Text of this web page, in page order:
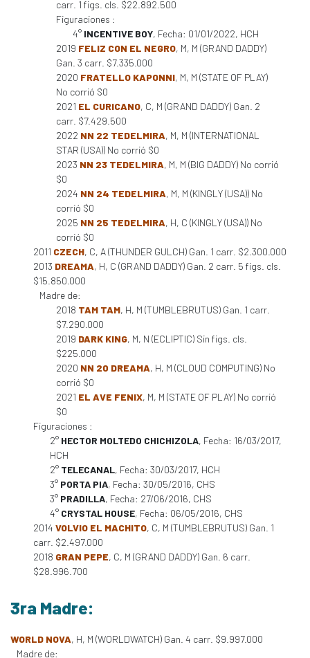
carr. 1 figs. cls. $22.892.500
Figuraciones :
4° INCENTIVE BOY, Fecha: 01/01/2022, HCH
2019 FELIZ CON EL NEGRO, M, M (GRAND DADDY)
Gan. 3 carr. $7.335.000
2020 FRATELLO KAPONNI, M, M (STATE OF PLAY)
No corrió $0
2021 EL CURICANO, C, M (GRAND DADDY) Gan. 2
carr. $7.429.500
2022 NN 22 TEDELMIRA, M, M (INTERNATIONAL
STAR (USA)) No corrió $0
2023 NN 23 TEDELMIRA, M, M (BIG DADDY) No corrió
$0
2024 NN 24 TEDELMIRA, M, M (KINGLY (USA)) No
corrió $0
2025 NN 25 TEDELMIRA, H, C (KINGLY (USA)) No
corrió $0
2011 CZECH, C, A (THUNDER GULCH) Gan. 1 carr. $2.300.000
2013 DREAMA, H, C (GRAND DADDY) Gan. 2 carr. 5 figs. cls.
$15.850.000
Madre de:
2018 TAM TAM, H, M (TUMBLEBRUTUS) Gan. 1 carr.
$7.290.000
2019 DARK KING, M, N (ECLIPTIC) Sin figs. cls.
$225.000
2020 NN 20 DREAMA, H, M (CLOUD COMPUTING) No
corrió $0
2021 EL AVE FENIX, M, M (STATE OF PLAY) No corrió
$0
Figuraciones :
2° HECTOR MOLTEDO CHICHIZOLA, Fecha: 16/03/2017,
HCH
2° TELECANAL, Fecha: 30/03/2017, HCH
3° PORTA PIA, Fecha: 30/05/2016, CHS
3° PRADILLA, Fecha: 27/06/2016, CHS
4° CRYSTAL HOUSE, Fecha: 06/05/2016, CHS
2014 VOLVIO EL MACHITO, C, M (TUMBLEBRUTUS) Gan. 1
carr. $2.497.000
2018 GRAN PEPE, C, M (GRAND DADDY) Gan. 6 carr.
$28.996.700
3ra Madre:
WORLD NOVA, H, M (WORLDWATCH) Gan. 4 carr. $9.997.000
Madre de: